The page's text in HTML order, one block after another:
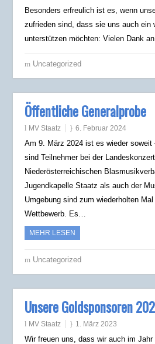
Besonders erfreulich ist es, wenn
zufrieden sind, dass sie uns auch ein
unterstützen möchten: Vielen Dank
Uncategorized
Öffentliche Generalprobe
MV Staatz 6. Februar 2024
Am 9. März 2024 ist es wieder
sind Teilnehmer bei der
Niederösterreichischen
Jugendkapelle Staatz als auch der
Umgebung sind zum wiederholten
Wettbewerb. Es…
MEHR LESEN
Uncategorized
Unsere Goldsponsoren
MV Staatz 1. März 2023
Wir freuen uns, dass wir auch im Jahr